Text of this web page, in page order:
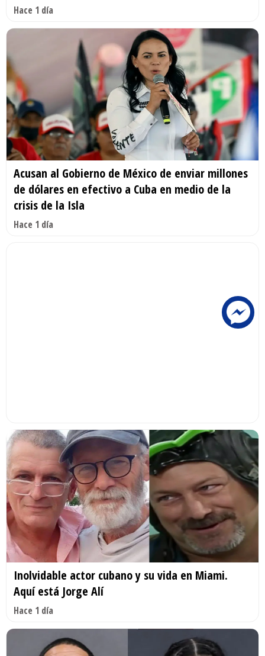
Hace 1 día
Acusan al Gobierno de México de enviar millones
de dólares en efectivo a Cuba en medio de la
crisis de la Isla
Hace 1 día
Inolvidable actor cubano y su vida en Miami.
Aquí está Jorge Alí
Hace 1 día